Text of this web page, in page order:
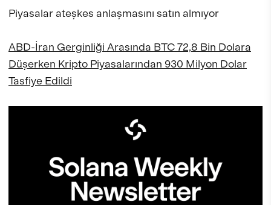
Piyasalar ateşkes anlaşmasını satın almıyor
ABD-İran Gerginliği Arasında BTC 72,8 Bin Dolara
Düşerken Kripto Piyasalarından 930 Milyon Dolar
Tasfiye Edildi